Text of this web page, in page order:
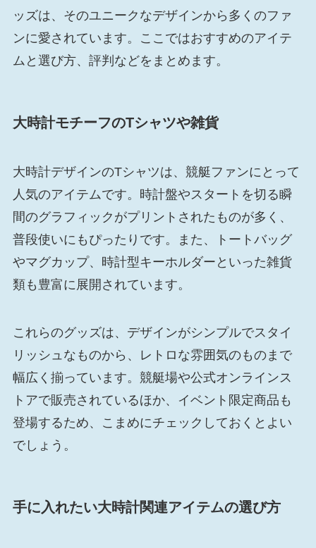
ッズは、そのユニークなデザインから多くのファ
ンに愛されています。ここではおすすめのアイテ
ムと選び方、評判などをまとめます。
大時計モチーフのTシャツや雑貨
大時計デザインのTシャツは、競艇ファンにとって
人気のアイテムです。時計盤やスタートを切る瞬
間のグラフィックがプリントされたものが多く、
普段使いにもぴったりです。また、トートバッグ
やマグカップ、時計型キーホルダーといった雑貨
類も豊富に展開されています。
これらのグッズは、デザインがシンプルでスタイ
リッシュなものから、レトロな雰囲気のものまで
幅広く揃っています。競艇場や公式オンラインス
トアで販売されているほか、イベント限定商品も
登場するため、こまめにチェックしておくとよい
でしょう。
手に入れたい大時計関連アイテムの選び方